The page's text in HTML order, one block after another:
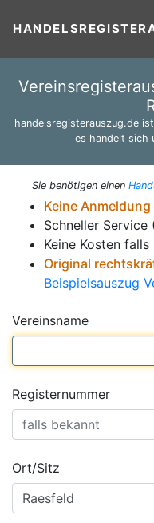
handelsregisterauszug.de
es handelt sich
Sie benötigen einen
Keine
Schneller Service
Keine Kosten
Original
Beispielsauszug
Vereinsname
Registernummer
Ort/Sitz